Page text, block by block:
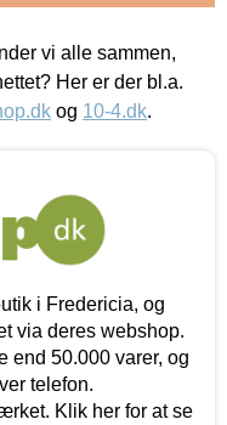
vi alle sammen,
Her er der bl.a.
og 10-4.dk.
i Fredericia, og
via deres webshop.
end 50.000 varer, og
telefon.
Klik her for at se